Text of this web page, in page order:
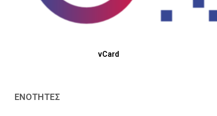
vCard
ΕΝΟΤΗΤΕΣ